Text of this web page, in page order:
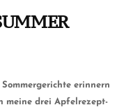
erinnern
meine drei Apfelrezept-